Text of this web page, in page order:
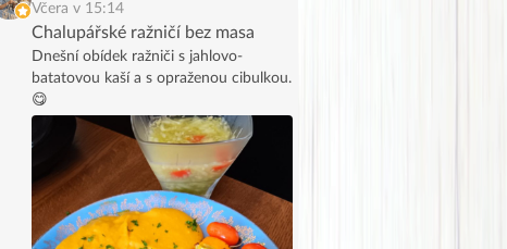
Včera v 15:14
Chalupářské ražničí bez masa
Dnešní obídek ražniči s jahlovo-
batatovou kaší a s opraženou cibulkou.
😋